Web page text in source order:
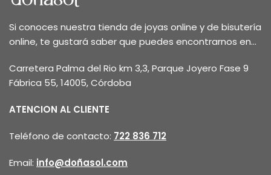
Si conoces nuestra tienda de joyas online y de bisutería
online, te gustará saber que puedes encontrarnos en...
Carretera Palma del Rio km 3,3, Parque Joyero Fase 9
Fábrica 55, 14005, Córdoba
ATENCION AL CLIENTE
Teléfono de contacto: 722 836 712
Email: info@doñasol.com